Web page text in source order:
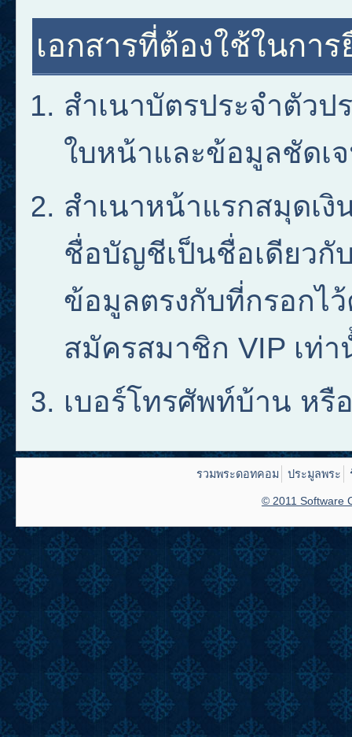
เอกสารที่ต้องใช้ในกา
สำเนาบัตรประจำตัว
ใบหน้าและข้อมูลชัดเ
สำเนาหน้าแรกสมุดเงิ
ชื่อบัญชีเป็นชื่อเดียวกั
ข้อมูลตรงกับที่กรอกไ
สมัครสมาชิก VIP เท่
เบอร์โทรศัพท์บ้าน ห
รวมพระดอทคอม ประมูลพระ
© 2011 Software